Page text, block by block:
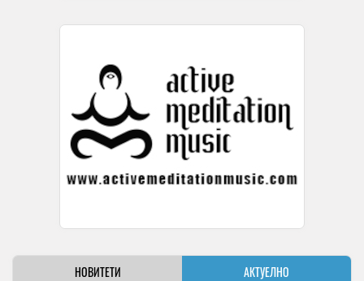
НОВИТЕТИ АКТУЕЛНО